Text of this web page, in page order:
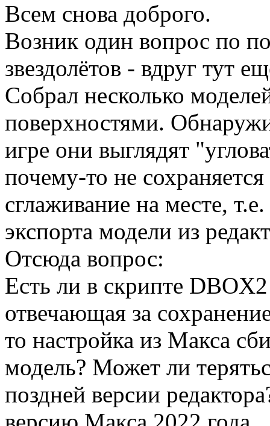
Всем снова доброго.
Возник один вопрос по
звездолётов - вдруг тут
Собрал несколько
поверхностями.
игре они выглядят
почему-то не
сглаживание на месте,
экспорта модели из
Отсюда вопрос:
Есть ли в скрипте
отвечающая за
то настройка из Макса
модель? Может ли
поздней версии